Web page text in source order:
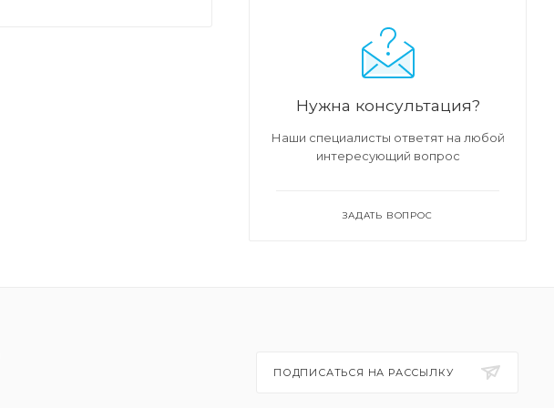
Нужна консультация?
Наши специалисты ответят на любой
интересующий вопрос
ЗАДАТЬ ВОПРОС
ПОДПИСАТЬСЯ НА РАССЫЛКУ